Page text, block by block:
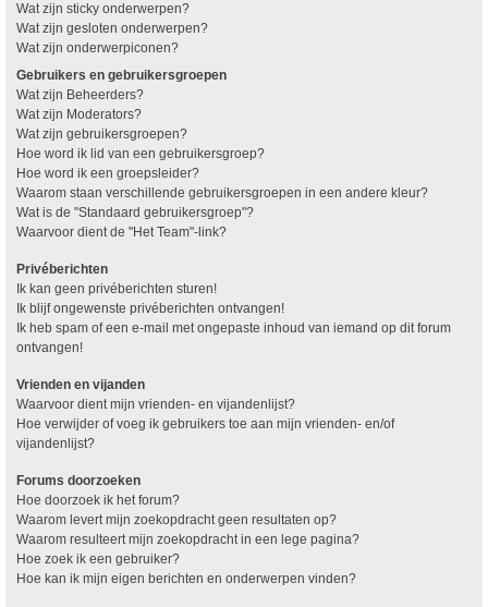
Wat zijn sticky onderwerpen?
Wat zijn gesloten onderwerpen?
Wat zijn onderwerpiconen?
Gebruikers en gebruikersgroepen
Wat zijn Beheerders?
Wat zijn Moderators?
Wat zijn gebruikersgroepen?
Hoe word ik lid van een gebruikersgroep?
Hoe word ik een groepsleider?
Waarom staan verschillende gebruikersgroepen in een andere kleur?
Wat is de "Standaard gebruikersgroep"?
Waarvoor dient de "Het Team"-link?
Privéberichten
Ik kan geen privéberichten sturen!
Ik blijf ongewenste privéberichten ontvangen!
Ik heb spam of een e-mail met ongepaste inhoud van iemand op dit forum
ontvangen!
Vrienden en vijanden
Waarvoor dient mijn vrienden- en vijandenlijst?
Hoe verwijder of voeg ik gebruikers toe aan mijn vrienden- en/of
vijandenlijst?
Forums doorzoeken
Hoe doorzoek ik het forum?
Waarom levert mijn zoekopdracht geen resultaten op?
Waarom resulteert mijn zoekopdracht in een lege pagina?
Hoe zoek ik een gebruiker?
Hoe kan ik mijn eigen berichten en onderwerpen vinden?